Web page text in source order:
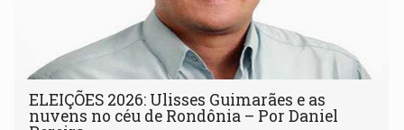
ELEIÇÕES 2026: Ulisses Guimarães e as
nuvens no céu de Rondônia – Por Daniel